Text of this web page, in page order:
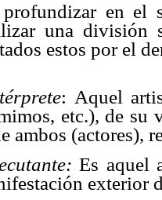
en el
una división
estos por el
: Aquel
etc.), de su
ambos (actores),
Es aquel
exterior